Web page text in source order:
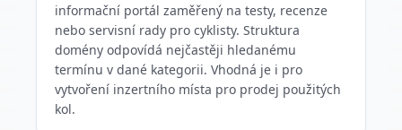
informační portál zaměřený na testy, recenze
nebo servisní rady pro cyklisty. Struktura
domény odpovídá nejčastěji hledanému
termínu v dané kategorii. Vhodná je i pro
vytvoření inzertního místa pro prodej použitých
kol.